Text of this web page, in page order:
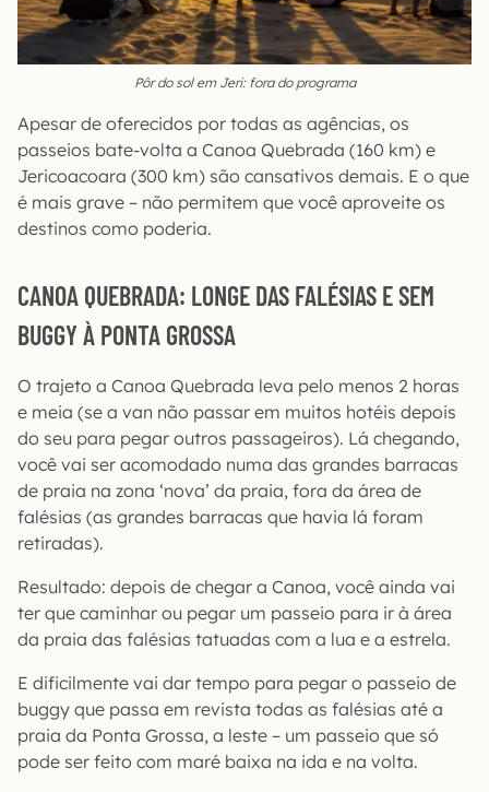
Pôr do sol em Jeri: fora do programa
Apesar de oferecidos por todas as agências, os
passeios bate-volta a Canoa Quebrada (160 km) e
Jericoacoara (300 km) são cansativos demais. E o que
é mais grave – não permitem que você aproveite os
destinos como poderia.
CANOA QUEBRADA: LONGE DAS FALÉSIAS E SEM
BUGGY À PONTA GROSSA
O trajeto a Canoa Quebrada leva pelo menos 2 horas
e meia (se a van não passar em muitos hotéis depois
do seu para pegar outros passageiros). Lá chegando,
você vai ser acomodado numa das grandes barracas
de praia na zona ‘nova’ da praia, fora da área de
falésias (as grandes barracas que havia lá foram
retiradas).
Resultado: depois de chegar a Canoa, você ainda vai
ter que caminhar ou pegar um passeio para ir à área
da praia das falésias tatuadas com a lua e a estrela.
E dificilmente vai dar tempo para pegar o passeio de
buggy que passa em revista todas as falésias até a
praia da Ponta Grossa, a leste – um passeio que só
pode ser feito com maré baixa na ida e na volta.